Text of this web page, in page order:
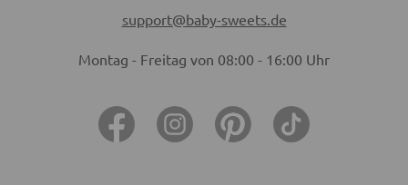
support@baby-sweets.de
Montag - Freitag von 08:00 - 16:00 Uhr